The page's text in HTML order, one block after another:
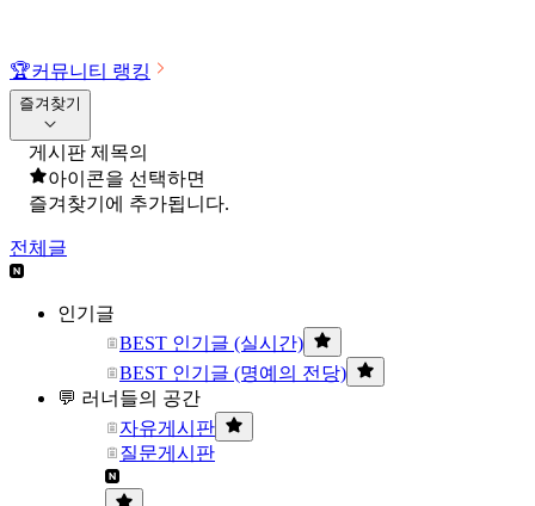
🏆커뮤니티 랭킹
즐겨찾기
게시판 제목의
아이콘을 선택하면
즐겨찾기에 추가됩니다.
전체글
인기글
BEST 인기글 (실시간)
BEST 인기글 (명예의 전당)
💬 러너들의 공간
자유게시판
질문게시판